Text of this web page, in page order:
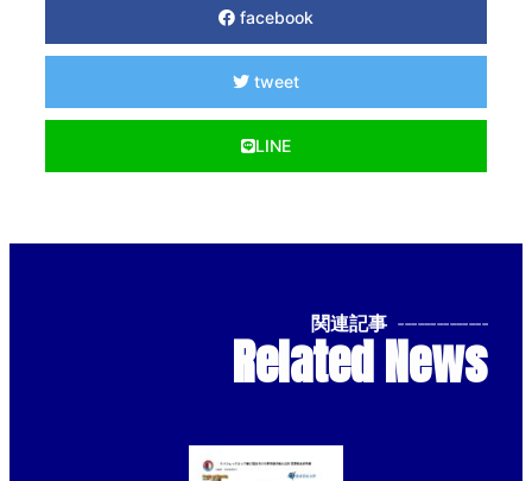
facebook
tweet
LINE
関連記事 --------------
Related News